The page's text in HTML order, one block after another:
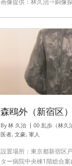
森鴎外（新宿区）
By林 久治 00.乱歩（林久
医者, 文豪, 軍人
設置場所：東京都新宿区
ター病院中央棟1階総合